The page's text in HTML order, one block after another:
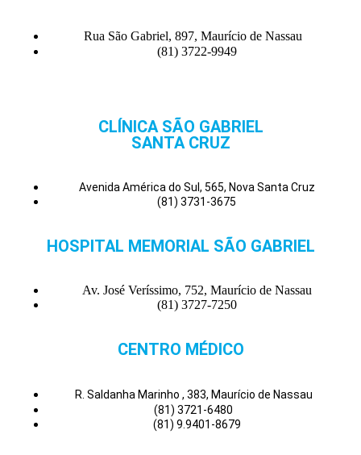
Rua São Gabriel, 897, Maurício de Nassau
(81) 3722-9949
CLÍNICA SÃO GABRIEL
SANTA CRUZ
Avenida América do Sul, 565, Nova Santa Cruz
(81) 3731-3675
HOSPITAL MEMORIAL SÃO GABRIEL
Av. José Veríssimo, 752, Maurício de Nassau
(81) 3727-7250
CENTRO MÉDICO
R. Saldanha Marinho , 383, Maurício de Nassau
(81) 3721-6480
(81) 9.9401-8679